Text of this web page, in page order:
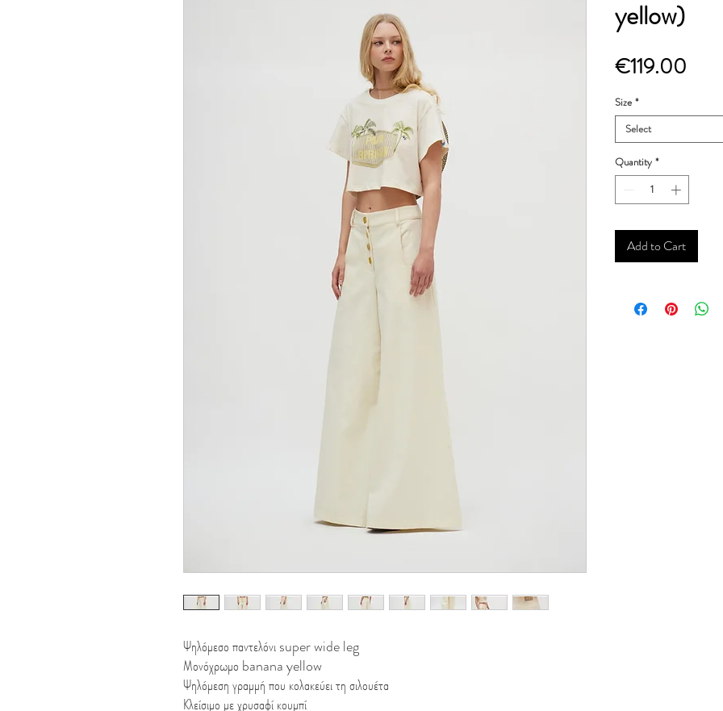
Ψηλόμεσο παντελόνι super wide leg
Μονόχρωμο banana yellow
Ψηλόμεση γραμμή που κολακεύει τη σιλουέτα
Κλείσιμο με χρυσαφί κουμπί
yellow)
€119.00
Size *
Select
Quantity *
Add to Cart